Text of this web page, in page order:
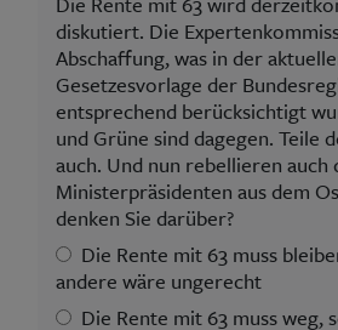
diskutiert. Die
Abschaffung, was in der
Gesetzesvorlage der
entsprechend berücksichtigt
und Grüne sind dagegen. Teile
auch. Und nun rebellieren auch
Ministerpräsidenten aus dem
denken Sie darüber?
Die Rente mit 63 muss
andere wäre ungerecht
Die Rente mit 63 muss weg,